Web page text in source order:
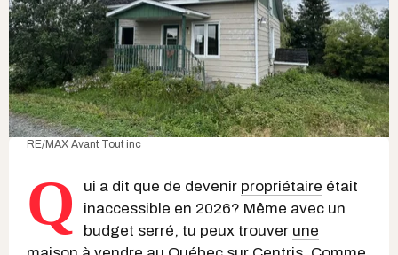
RE/MAX Avant Tout inc
Q ui a dit que de devenir propriétaire était
inaccessible en 2026? Même avec un
budget serré, tu peux trouver une